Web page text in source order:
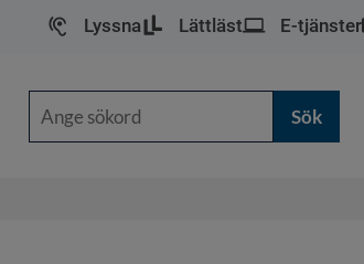
Lyssna Lättläst E-tjänster